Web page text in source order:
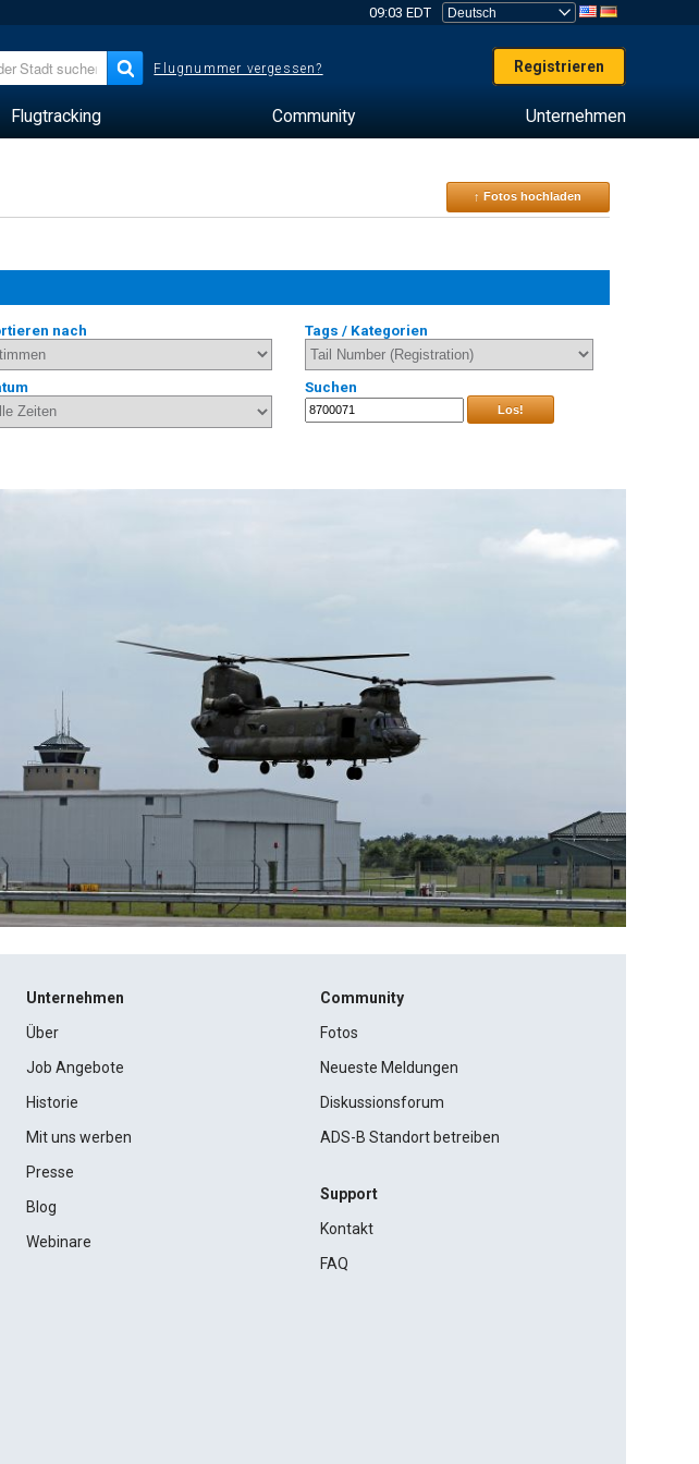
09:03 EDT
Flugnummer vergessen? Registrieren
Flugtracking Community Unternehmen
↑ Fotos hochladen
nach Tags / Kategorien
Suchen
Los!
Unternehmen
Über
Job Angebote
Historie
Mit uns werben
Presse
Blog
Webinare
Community
Fotos
Neueste Meldungen
Diskussionsforum
ADS-B Standort betreiben
Support
Kontakt
FAQ